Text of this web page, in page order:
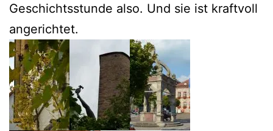
Geschichtsstunde also. Und sie ist kraftvoll
angerichtet.